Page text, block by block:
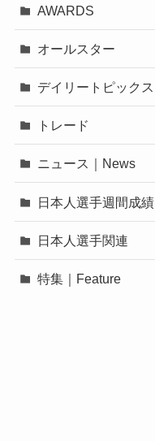
AWARDS
オールスター
デイリートピックス
トレード
ニュース｜News
日本人選手週間成績
日本人選手関連
特集｜Feature